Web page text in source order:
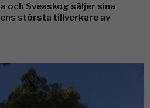
och Sveaskog säljer sina
största tillverkare av